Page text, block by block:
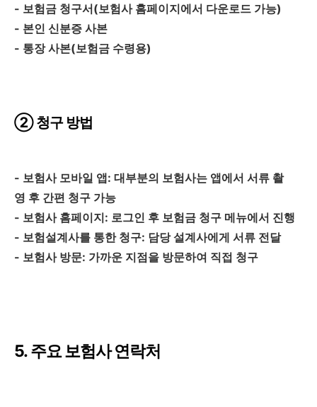
- 보험금 청구서(보험사 홈페이지에서 다운로드 가능)
- 본인 신분증 사본
- 통장 사본(보험금 수령용)
② 청구 방법
- 보험사 모바일 앱: 대부분의 보험사는 앱에서 서류 촬
영 후 간편 청구 가능
- 보험사 홈페이지: 로그인 후 보험금 청구 메뉴에서 진행
- 보험설계사를 통한 청구: 담당 설계사에게 서류 전달
- 보험사 방문: 가까운 지점을 방문하여 직접 청구
5. 주요 보험사 연락처